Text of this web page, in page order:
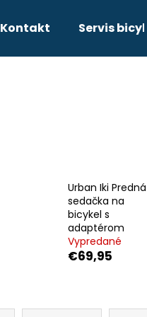
Kontakt Servis
Urban Iki Predná
sedačka na
bicykel s
adaptérom
Vypredané
€69,95